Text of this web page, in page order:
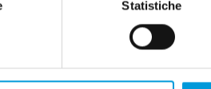
Statistiche
LEGGI LA STORIA DEL CLIENTE